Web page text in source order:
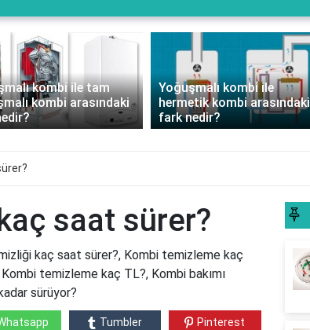
kombi ile tam
kombi arasındaki
Yoğuşmalı kombi ile
hermetik kombi arasındaki
fark nedir?
saat sürer?
kaç saat sürer?, Kombi temizleme kaç
temizleme kaç TL?, Kombi bakımı
sürüyor?
Tumbler Pinterest